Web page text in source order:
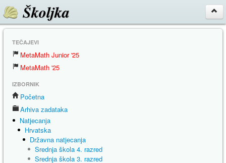
Školjka
TEČAJEVI
MetaMath Junior '25
MetaMath '25
IZBORNIK
Početna
Arhiva zadataka
Natjecanja
Hrvatska
Državna natjecanja
Srednja škola 4. razred
Srednja škola 3. razred